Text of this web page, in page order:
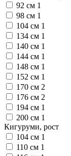
92 см 1
98 см 1
104 см 1
134 см 1
140 см 1
144 см 1
148 см 1
152 см 1
170 см 2
176 см 2
194 см 1
200 см 1
Кигуруми, рост
104 см 1
110 см 1